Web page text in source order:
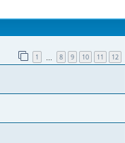
1 8 9 10 11 12